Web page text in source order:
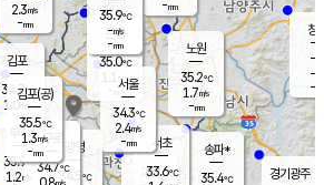
과천
경기광주
2.3m/s
-mm
창
-
-m/
-
김포
34.7℃
1.0 m/s
mm
광명
34.5 ℃
부천
35.9℃
1.2m/s
구로
34.7℃
m/s
은평
35.0℃
m/s
- mm
노원
35.2℃
1.7m/s
-mm
송파*
35.4℃
서초
33.6℃
-mm
35.9℃
-m/s
-mm
김포(공)
35.5℃
1.3m/s
-mm
서울
34.3℃
2.4m/s
-mm